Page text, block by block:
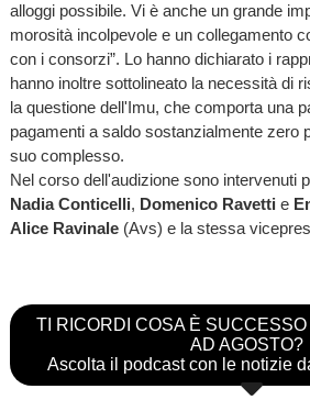
alloggi possibile. Vi è anche un grande
morosità incolpevole e un collegamento
con i consorzi”. Lo hanno dichiarato i
hanno inoltre sottolineato la necessità di
la questione dell'Imu, che comporta una
pagamenti a saldo sostanzialmente zero
suo complesso.
Nel corso dell'audizione sono intervenuti
Nadia Conticelli, Domenico Ravetti e
Alice Ravinale(Avs) e la stessa
TI RICORDI COSA È SUCCESSO
AD AGOSTO?
Ascolta il podcast con le notizie